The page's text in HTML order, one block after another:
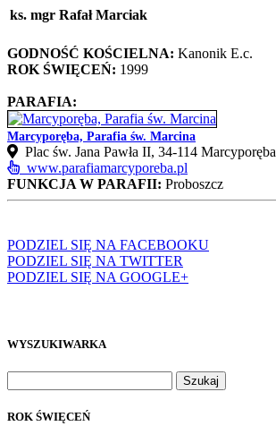
ks. mgr Rafał Marciak
GODNOŚĆ KOŚCIELNA: Kanonik E.c.
ROK ŚWIĘCEŃ: 1999
PARAFIA:
Marcyporęba, Parafia św. Marcina
Plac św. Jana Pawła II, 34-114 Marcyporęba
www.parafiamarcyporeba.pl
FUNKCJA W PARAFII: Proboszcz
PODZIEL SIĘ NA FACEBOOKU
PODZIEL SIĘ NA TWITTER
PODZIEL SIĘ NA GOOGLE+
WYSZUKIWARKA
ROK ŚWIĘCEŃ